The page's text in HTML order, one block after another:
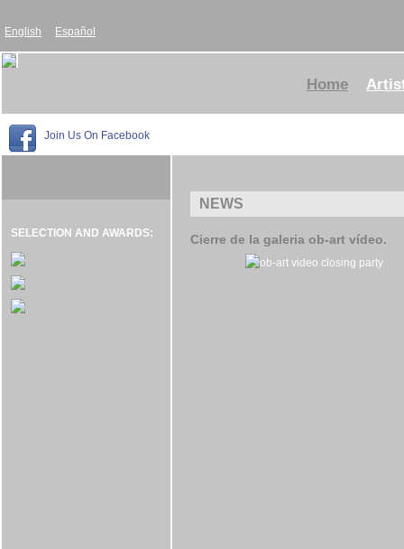
English Español
Home
Join Us On Facebook
SELECTION AND AWARDS:
NEWS
Cierre de la galeria ob-art vídeo.